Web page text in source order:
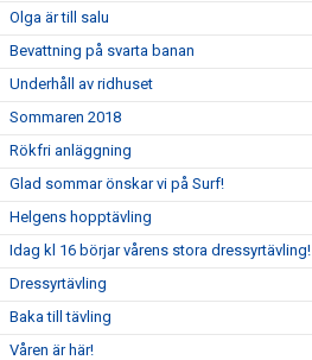
Olga är till salu
Bevattning på svarta banan
Underhåll av ridhuset
Sommaren 2018
Rökfri anläggning
Glad sommar önskar vi på Surf!
Helgens hopptävling
Idag kl 16 börjar vårens stora dressyrtävling!
Dressyrtävling
Baka till tävling
Våren är här!